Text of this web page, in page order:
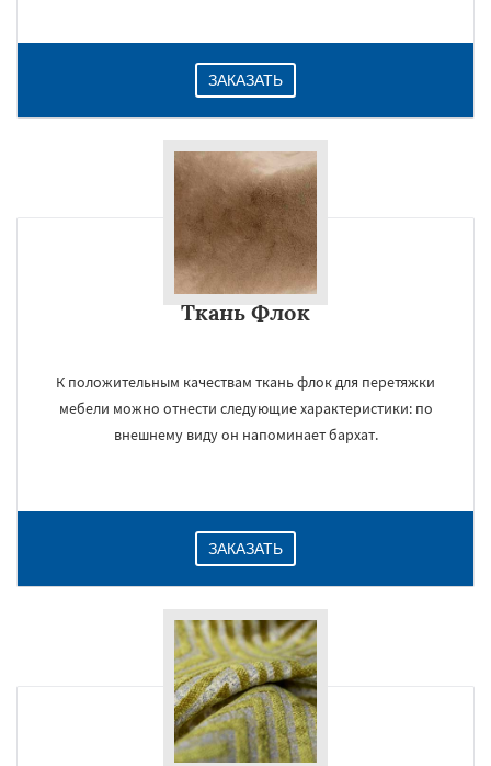
ЗАКАЗАТЬ
Ткань Флок
К положительным качествам ткань флок для перетяжки
мебели можно отнести следующие характеристики: по
внешнему виду он напоминает бархат.
ЗАКАЗАТЬ